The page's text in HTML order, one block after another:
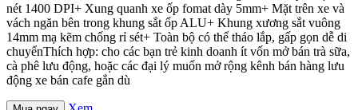
nét 1400 DPI+ Xung quanh xe ốp fomat dày 5mm+ Mặt trên xe và
vách ngăn bên trong khung sắt ốp ALU+ Khung xương sắt vuông
14mm mạ kẽm chống rỉ sét+ Toàn bộ có thể tháo lắp, gấp gọn dễ di
chuyểnThích hợp: cho các bạn trẻ kinh doanh ít vốn mở bán trà sữa,
cà phê lưu động, hoặc các đại lý muốn mở rộng kênh bán hàng lưu
động xe bán cafe gắn dù